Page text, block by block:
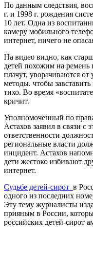
По данным следствия,
г. и 1998 г. рождения
10 лет. Одна из
камеру мобильного
интернет, ничего не
На видео видно, как
детей похожим на ремень
плачут, уворачиваются от
методы. чтобы
тихо. Во время
кричит.
Уполномоченный по
Астахов заявил в связи с
ответственности
региональные власти
инцидент. Астахов
дети жестоко избивают
интернет.
Судьбе детей-сирот в
одного из последних
Эту тему журналисты
прияным в России,
российских детей-сирот